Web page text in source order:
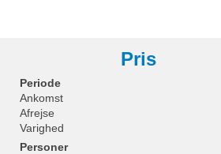
Pris
Periode
Ankomst
Afrejse
Varighed
Personer